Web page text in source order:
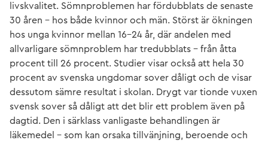
livskvalitet. Sömnproblemen har fördubblats de senaste
30 åren – hos både kvinnor och män. Störst är ökningen
hos unga kvinnor mellan 16-24 år, där andelen med
allvarligare sömnproblem har tredubblats – från åtta
procent till 26 procent. Studier visar också att hela 30
procent av svenska ungdomar sover dåligt och de visar
dessutom sämre resultat i skolan. Drygt var tionde vuxen
svensk sover så dåligt att det blir ett problem även på
dagtid. Den i särklass vanligaste behandlingen är
läkemedel – som kan orsaka tillvänjning, beroende och